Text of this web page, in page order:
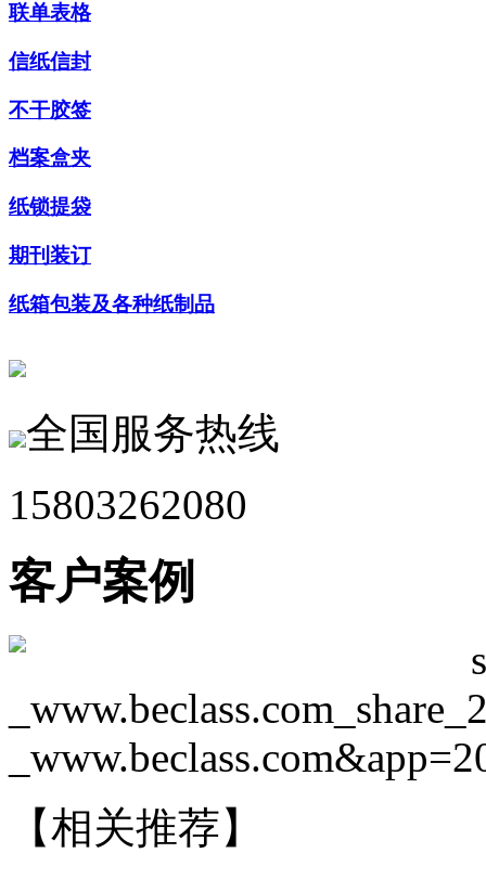
联单表格
信纸信封
不干胶签
档案盒夹
纸锁提袋
期刊装订
纸箱包装及各种纸制品
全国服务热线
15803262080
客户案例
【相关推荐】